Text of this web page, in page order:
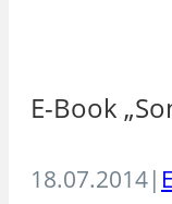
E-Book
18.07.2014|